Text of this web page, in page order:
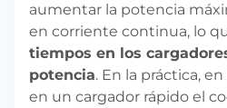
aumentar la potencia
en corriente continua, lo
tiempos en los
potencia. En la práctica,
en un cargador rápido el